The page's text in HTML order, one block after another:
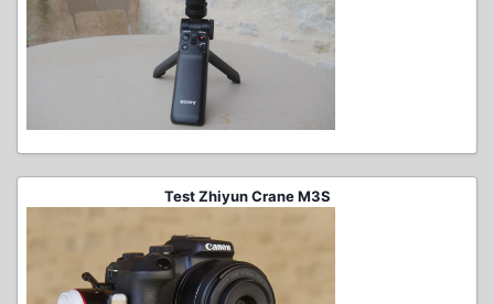
Test Zhiyun Crane M3S